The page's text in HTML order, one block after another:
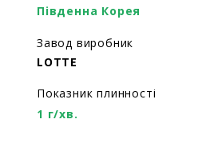
Південна Корея
Завод виробник
LOTTE
Показник плинності
1 г/хв.